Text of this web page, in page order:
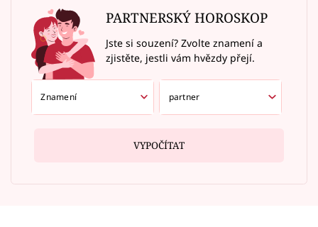
PARTNERSKÝ HOROSKOP
Jste si souzení? Zvolte znamení a
zjistěte, jestli vám hvězdy přejí.
VYPOČÍTAT